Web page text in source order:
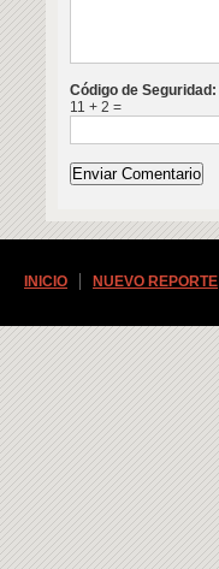
Código de Seguridad:
11 + 2 =
INICIO NUEVO REPORTE